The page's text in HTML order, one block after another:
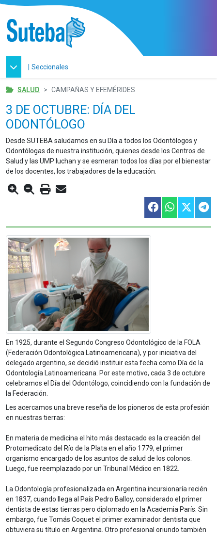
| Seccionales
SALUD CAMPAÑAS Y EFEMÉRIDES
3 DE OCTUBRE: DÍA DEL
ODONTÓLOGO
Desde SUTEBA saludamos en su Día a todos los Odontólogos y
Odontólogas de nuestra institución, quienes desde los Centros de
Salud y las UMP luchan y se esmeran todos los días por el bienestar
de los docentes, los trabajadores de la educación.
En 1925, durante el Segundo Congreso Odontológico de la FOLA
(Federación Odontológica Latinoamericana), y por iniciativa del
delegado argentino, se decidió instituir esta fecha como Día de la
Odontología Latinoamericana. Por este motivo, cada 3 de octubre
celebramos el Día del Odontólogo, coincidiendo con la fundación de
la Federación.
Les acercamos una breve reseña de los pioneros de esta profesión
en nuestras tierras:
En materia de medicina el hito más destacado es la creación del
Protomedicato del Río de la Plata en el año 1779, el primer
organismo encargado de los asuntos de salud de los colonos.
Luego, fue reemplazado por un Tribunal Médico en 1822.
La Odontología profesionalizada en Argentina incursionaría recién
en 1837, cuando llega al País Pedro Balloy, considerado el primer
dentista de estas tierras pero diplomado en la Academia París. Sin
embargo, fue Tomás Coquet el primer examinador dentista que
obtuviera su título en Argentina. Otro profesional oriundo también